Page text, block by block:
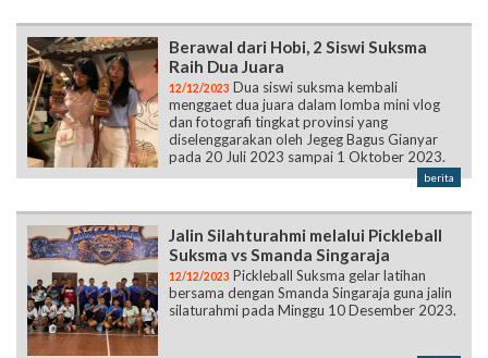
Berawal dari Hobi, 2 Siswi Suksma
Raih Dua Juara
12/12/2023 Dua siswi suksma kembali
menggaet dua juara dalam lomba mini vlog
dan fotografi tingkat provinsi yang
diselenggarakan oleh Jegeg Bagus Gianyar
pada 20 Juli 2023 sampai 1 Oktober 2023.
berita
Jalin Silahturahmi melalui Pickleball
Suksma vs Smanda Singaraja
12/12/2023 Pickleball Suksma gelar latihan
bersama dengan Smanda Singaraja guna jalin
silaturahmi pada Minggu 10 Desember 2023.